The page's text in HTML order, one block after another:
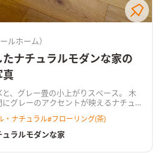
ルホーム）
ナチュラルモダンな家の
真
、グレー畳の小上がりスペース。 木
グレーのアクセントが映えるナチュ
・ナチュラル#フローリング(茶)
ラルモダンな家